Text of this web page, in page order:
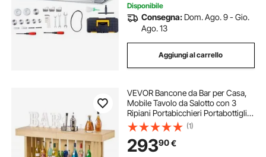
Disponibile
Consegna: Dom. Ago. 9 - Gio.
Ago. 13
Aggiungi al carrello
VEVOR Bancone da Bar per Casa,
Mobile Tavolo da Salotto con 3
Ripiani Portabicchieri Portabottiglie,
Bancone da Bar Salvaspazio
Domestico Piedini Regolabili 1400 x
398 x 1055 mm, Cucina Soggiorno
(1)
29390€